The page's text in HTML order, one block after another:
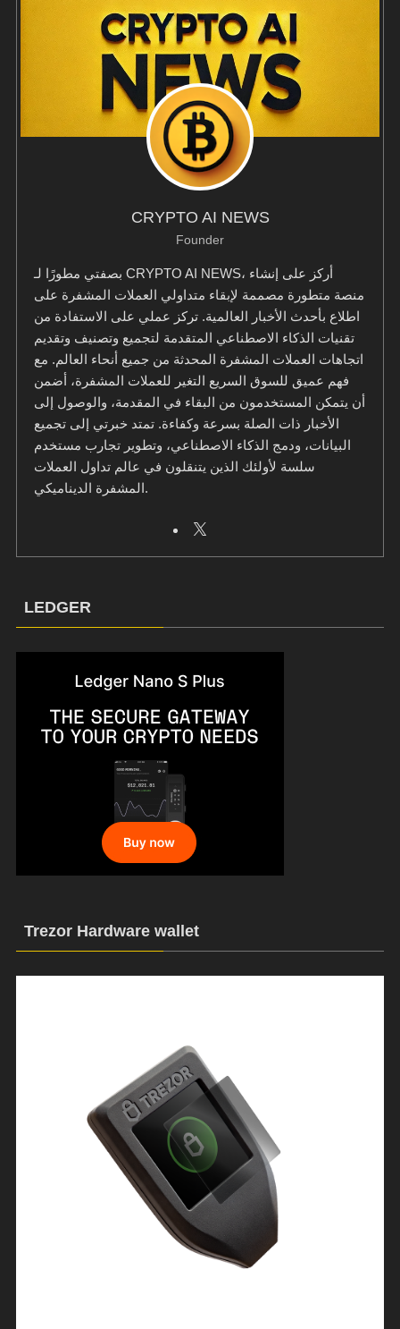
CRYPTO AI NEWS
Founder
بصفتي مطورًا لـ CRYPTO AI NEWS، أركز على إنشاء
منصة متطورة مصممة لإبقاء متداولي العملات المشفرة على
اطلاع بأحدث الأخبار العالمية. تركز عملي على الاستفادة من
تقنيات الذكاء الاصطناعي المتقدمة لتجميع وتصنيف وتقديم
اتجاهات العملات المشفرة المحدثة من جميع أنحاء العالم. مع
فهم عميق للسوق السريع التغير للعملات المشفرة، أضمن
أن يتمكن المستخدمون من البقاء في المقدمة، والوصول إلى
الأخبار ذات الصلة بسرعة وكفاءة. تمتد خبرتي إلى تجميع
البيانات، ودمج الذكاء الاصطناعي، وتطوير تجارب مستخدم
سلسة لأولئك الذين يتنقلون في عالم تداول العملات
المشفرة الديناميكي.
LEDGER
Trezor Hardware wallet